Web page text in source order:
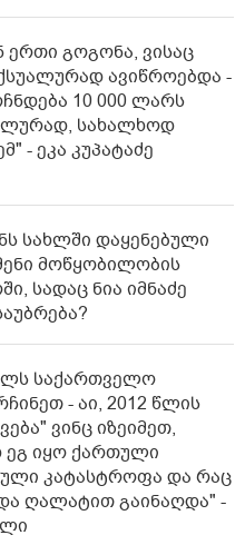
ერთი გოგონა, ვისაც
ავიწროებდა -
10 000 ლარს
სახალხოდ
- ეკა კუპატაძე
სახლში დაყენებული
მოწყობილობის
სადაც ნია იმნაძე
საქართველო
- აი, 2012 წლის
ვინც იზეიმეთ,
ეგ იყო ქართული
კატასტროფა და რაც
ღალატით გაინაღდა" -